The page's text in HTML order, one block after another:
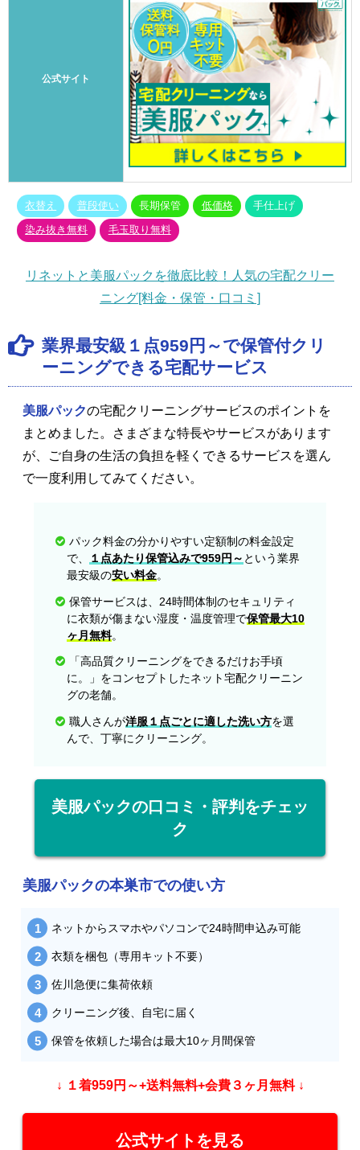
公式サイト
衣替え 普段使い 長期保管 低価格 手仕上げ
染み抜き無料 毛玉取り無料
リネットと美服パックを徹底比較！人気の宅配クリー
ニング[料金・保管・口コミ]
業界最安級１点959円～で保管付クリ
ーニングできる宅配サービス
美服パックの宅配クリーニングサービスのポイントを
まとめました。さまざまな特長やサービスがあります
が、ご自身の生活の負担を軽くできるサービスを選ん
で一度利用してみてください。
パック料金の分かりやすい定額制の料金設定
で、
１点あたり保管込みで959円～ という業界
最安級の安い料金。
保管サービスは、24時間体制のセキュリティ
に衣類が傷まない湿度・温度管理で保管最大10
ヶ月無料。
「高品質クリーニングをできるだけお手頃
に。」をコンセプトしたネット宅配クリーニン
グの老舗。
職人さんが洋服１点ごとに適した洗い方を選
んで、丁寧にクリーニング。
美服パックの口コミ・評判をチェッ
ク
美服パックの本巣市での使い方
ネットからスマホやパソコンで24時間申込み可能
衣類を梱包（専用キット不要）
佐川急便に集荷依頼
クリーニング後、自宅に届く
保管を依頼した場合は最大10ヶ月間保管
↓ １着959円～+送料無料+会費３ヶ月無料 ↓
公式サイトを見る